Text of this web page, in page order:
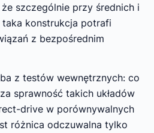
szczególnie przy średnich i
konstrukcja potrafi
z bezpośrednim
z testów wewnętrznych: co
sprawność takich układów
drive w porównywalnych
różnica odczuwalna tylko